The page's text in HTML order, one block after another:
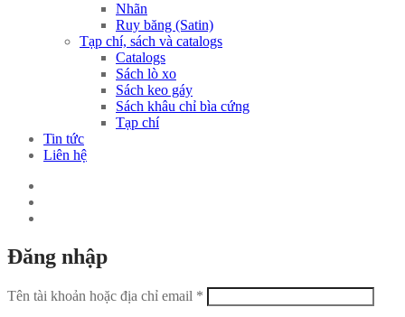
Nhãn
Ruy băng (Satin)
Tạp chí, sách và catalogs
Catalogs
Sách lò xo
Sách keo gáy
Sách khâu chỉ bìa cứng
Tạp chí
Tin tức
Liên hệ
Đăng nhập
Tên tài khoản hoặc địa chỉ email *